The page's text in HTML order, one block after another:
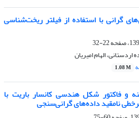
گرانی با استفاده از فیلتر ریخت‌شناسی
22-32
اردستانی، الهام امیریان
1.08 M
و فاکتور شکل هندسی کانسار باریت با
نامقید داده‌‌‌های گرانی‌سنجی